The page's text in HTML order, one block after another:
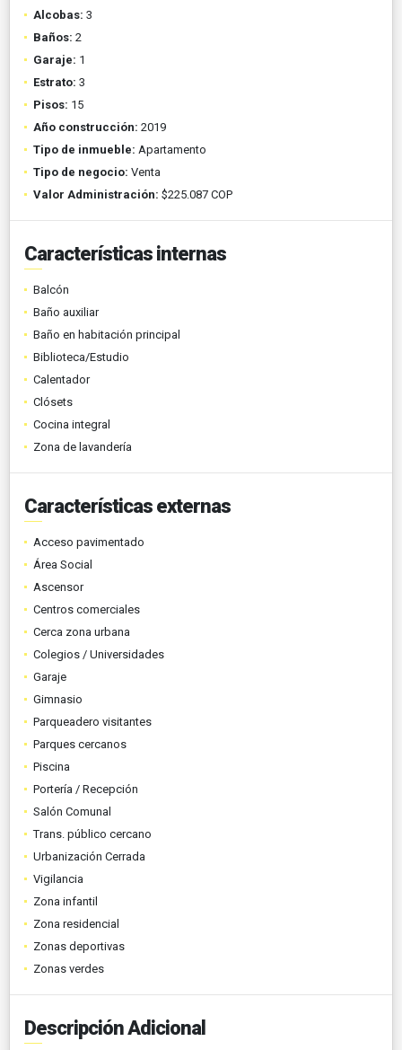
Alcobas: 3
Baños: 2
Garaje: 1
Estrato: 3
Pisos: 15
Año construcción: 2019
Tipo de inmueble: Apartamento
Tipo de negocio: Venta
Valor Administración: $225.087 COP
Características internas
Balcón
Baño auxiliar
Baño en habitación principal
Biblioteca/Estudio
Calentador
Clósets
Cocina integral
Zona de lavandería
Características externas
Acceso pavimentado
Área Social
Ascensor
Centros comerciales
Cerca zona urbana
Colegios / Universidades
Garaje
Gimnasio
Parqueadero visitantes
Parques cercanos
Piscina
Portería / Recepción
Salón Comunal
Trans. público cercano
Urbanización Cerrada
Vigilancia
Zona infantil
Zona residencial
Zonas deportivas
Zonas verdes
Descripción Adicional